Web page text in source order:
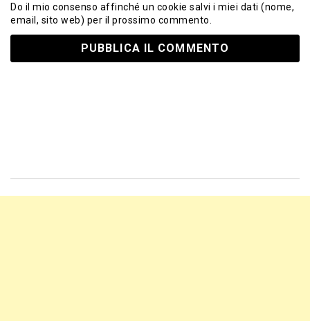
Do il mio consenso affinché un cookie salvi i miei dati (nome,
email, sito web) per il prossimo commento.